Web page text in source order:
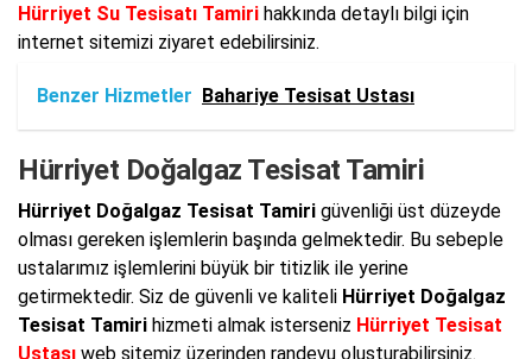
Hürriyet Su Tesisatı Tamiri hakkında detaylı bilgi için
internet sitemizi ziyaret edebilirsiniz.
Benzer Hizmetler Bahariye Tesisat Ustası
Hürriyet Doğalgaz Tesisat Tamiri
Hürriyet Doğalgaz Tesisat Tamiri güvenliği üst düzeyde
olması gereken işlemlerin başında gelmektedir. Bu sebeple
ustalarımız işlemlerini büyük bir titizlik ile yerine
getirmektedir. Siz de güvenli ve kaliteli Hürriyet Doğalgaz
Tesisat Tamiri hizmeti almak isterseniz Hürriyet Tesisat
Ustası web sitemiz üzerinden randevu oluşturabilirsiniz.